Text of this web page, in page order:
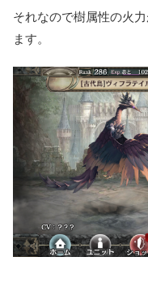
それなので樹属性の火
ます。